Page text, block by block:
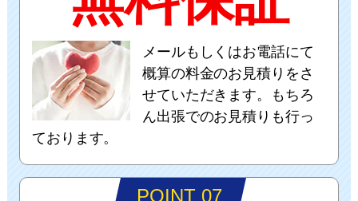
メールもしくはお電話にて
概算の料金のお見積りをさ
せていただきます。もちろ
ん出張でのお見積りも行っ
ております。
POINT 07